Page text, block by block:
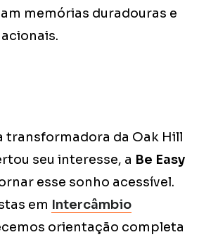
memórias duradouras e
transformadora da Oak Hill
seu interesse, a Be Easy
esse sonho acessível.
em Intercâmbio
orientação completa